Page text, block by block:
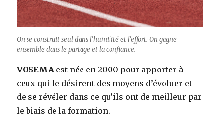
On se construit seul dans l’humilité et l’effort. On gagne
ensemble dans le partage et la confiance.
VOSEMA est née en 2000 pour apporter à
ceux qui le désirent des moyens d’évoluer et
de se révéler dans ce qu’ils ont de meilleur par
le biais de la formation.